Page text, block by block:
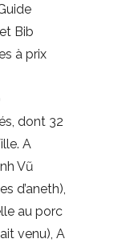
Bib
à prix
dont 32
A
Vũ
d’aneth),
au porc
venu), A